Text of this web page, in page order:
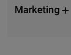
Marketing